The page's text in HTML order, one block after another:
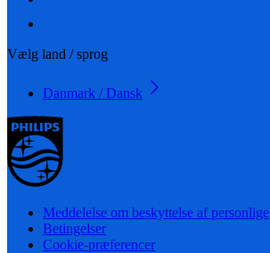
Vælg land / sprog
Danmark / Dansk
Meddelelse om beskyttelse af personlige
Betingelser
Cookie-præferencer